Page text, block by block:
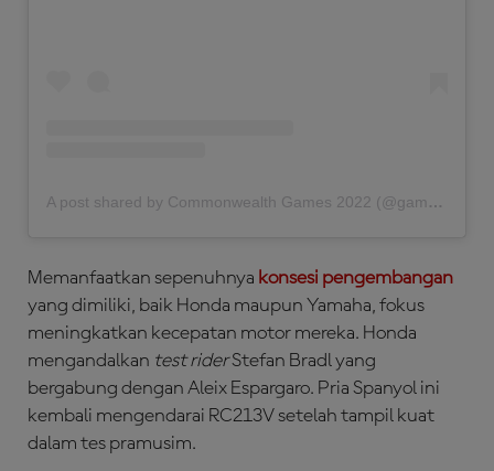
A post shared by Commonwealth Games 2022 (@gamescommonwealth)
Memanfaatkan sepenuhnya konsesi pengembangan
yang dimiliki, baik Honda maupun Yamaha, fokus
meningkatkan kecepatan motor mereka. Honda
mengandalkan test riderStefan Bradl yang
bergabung dengan Aleix Espargaro. Pria Spanyol ini
kembali mengendarai RC213V setelah tampil kuat
dalam tes pramusim.